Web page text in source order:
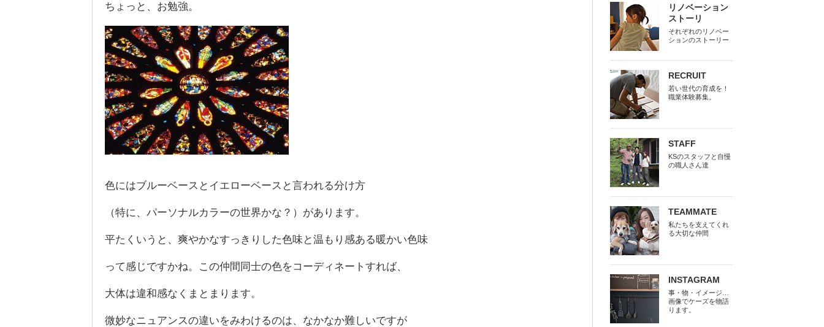
ちょっと、お勉強。
色にはブルーベースとイエローベースと言われる分け方
（特に、パーソナルカラーの世界かな？）があります。
平たくいうと、爽やかなすっきりした色味と温もり感ある暖かい色味
って感じですかね。この仲間同士の色をコーディネートすれば、
大体は違和感なくまとまります。
微妙なニュアンスの違いをみわけるのは、なかなか難しいですが
リノベーション
ストーリ
それぞれのリノベー
ションのストーリー
RECRUIT
若い世代の育成を！
職業体験募集。
STAFF
KSのスタッフと自慢
の職人さん達
TEAMMATE
私たちを支えてくれ
る大切な仲間
INSTAGRAM
事・物・イメージ…
画像でケーズを物語
ります。